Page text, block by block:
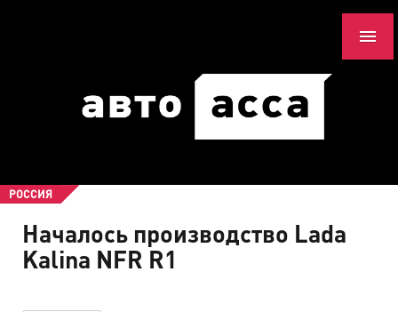
РОССИЯ
Началось производство Lada
Kalina NFR R1